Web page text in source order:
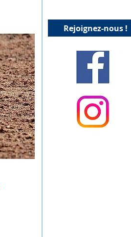
Rejoignez-nous !